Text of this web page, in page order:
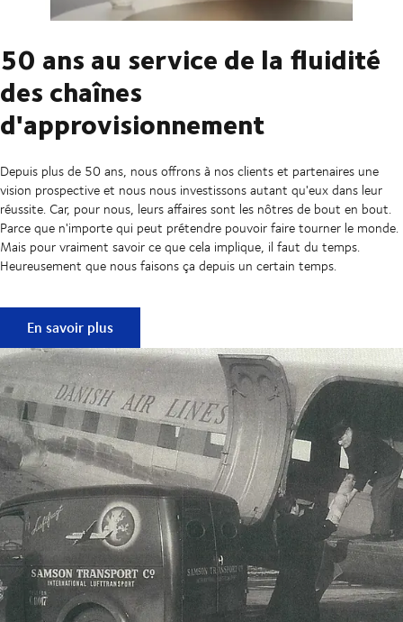
50 ans au service de la fluidité
des chaînes
d'approvisionnement
Depuis plus de 50 ans, nous offrons à nos clients et partenaires une
vision prospective et nous nous investissons autant qu'eux dans leur
réussite. Car, pour nous, leurs affaires sont les nôtres de bout en bout.
Parce que n'importe qui peut prétendre pouvoir faire tourner le monde.
Mais pour vraiment savoir ce que cela implique, il faut du temps.
Heureusement que nous faisons ça depuis un certain temps.
50 ans au service de la fluidité des chaînes
En savoir plus